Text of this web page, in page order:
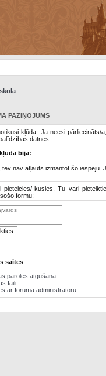
PAZIŅOJUMS
kļūda. Ja neesi pārliecināts/
datnes.
bija:
tev nav atļauts izmantot šo iespēju.
pieteicies/-kusies. Tu vari
formu:
saites
paroles atgūšana
faili
ar foruma administratoru